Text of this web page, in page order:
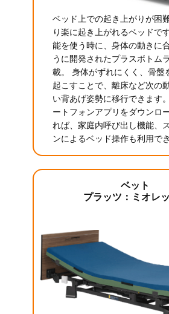
ベッド上での起き上がりが困
り楽に起き上がれるベッドで
能を使う時に、身体の動きに
うに開発されたプラスボトム
載。 身体がずれにくく、骨盤
起こすことで、離床など次の
い背あげ姿勢に移行できます
ートフォンアプリをダウンロ
れば、家庭内呼び出し機能、
ンによるベッド操作も利用でき
ベット
プラッツ：ミオレ